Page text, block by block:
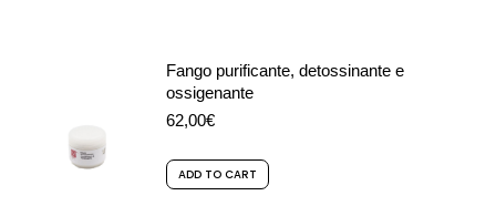
Fango purificante, detossinante e
ossigenante
62,00€
ADD TO CART